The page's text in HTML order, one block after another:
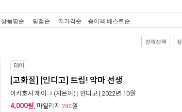
상품명순 평점순 저가격순 종이책 베스트순
전체선택
대여
[고화질] [인디고] 트립! 악마 선생
아카호시 제이크 (지은이) | 인디고 | 2022년 10월
4,000원, 마일리지 200원